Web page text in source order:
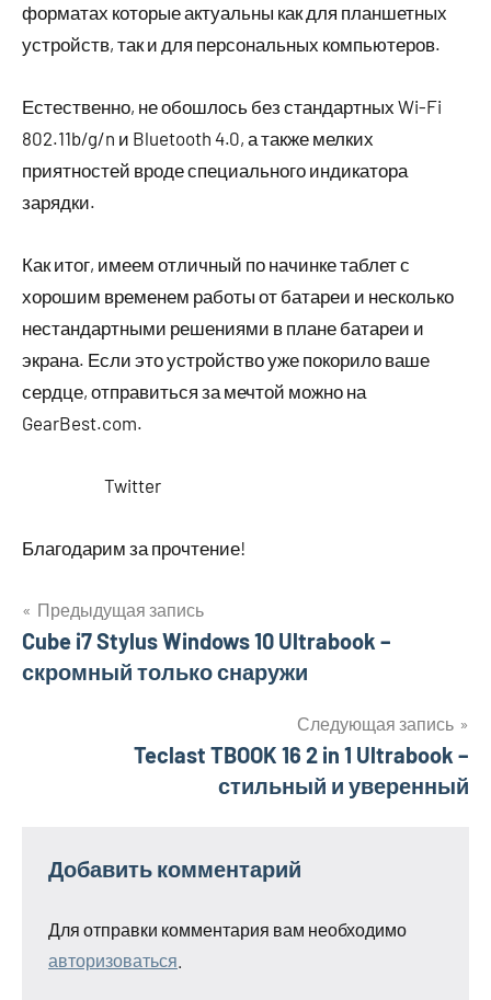
форматах которые актуальны как для планшетных
устройств, так и для персональных компьютеров.
Естественно, не обошлось без стандартных Wi-Fi
802.11b/g/n и Bluetooth 4.0, а также мелких
приятностей вроде специального индикатора
зарядки.
Как итог, имеем отличный по начинке таблет с
хорошим временем работы от батареи и несколько
нестандартными решениями в плане батареи и
экрана. Если это устройство уже покорило ваше
сердце, отправиться за мечтой можно на
GearBest.com.
Twitter
Благодарим за прочтение!
Навигация
по
Предыдущая запись
Cube i7 Stylus Windows 10 Ultrabook –
скромный только снаружи
Следующая запись
Teclast TBOOK 16 2 in 1 Ultrabook –
стильный и уверенный
Добавить комментарий
Для отправки комментария вам необходимо
авторизоваться